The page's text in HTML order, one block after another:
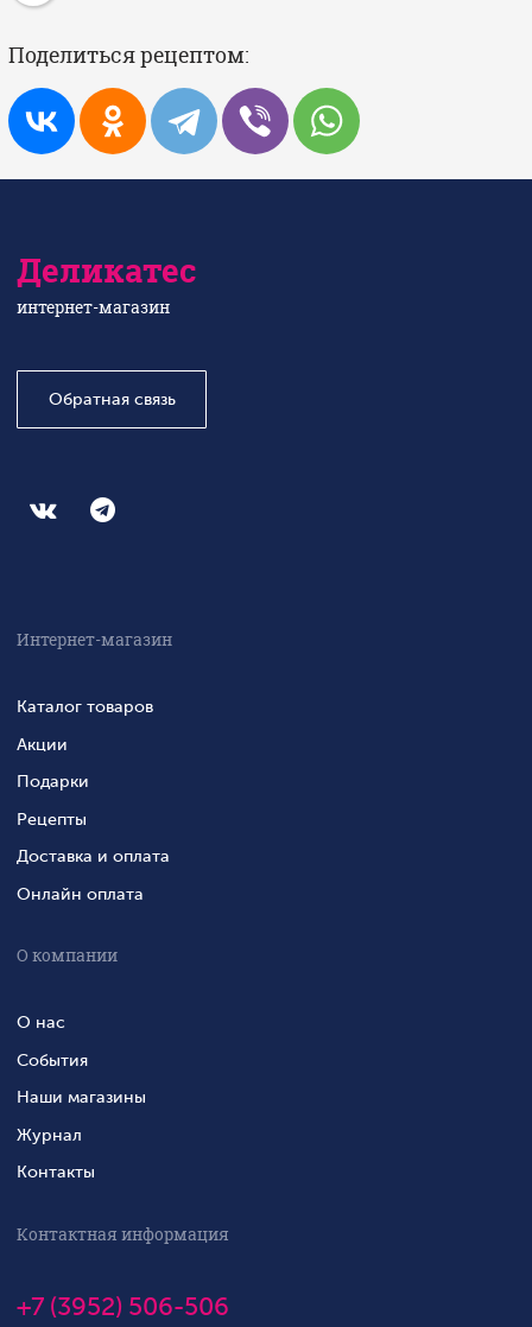
Поделиться рецептом:
Деликатес
интернет-магазин
Обратная связь
Интернет-магазин
Каталог товаров
Акции
Подарки
Рецепты
Доставка и оплата
Онлайн оплата
О компании
О нас
События
Наши магазины
Журнал
Контакты
Контактная информация
+7 (3952) 506-506